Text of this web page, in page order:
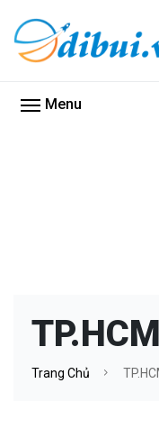
Menu
TP.HCM
Trang Chủ